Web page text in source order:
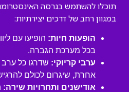
תוכלו להשתמש בגרסה
במגוון רחב של דרכים יצירתיות:
הופעות חיות: הופיעו עם
בכל מערכת הגברה.
ערבי קריוקי: שדרגו כל ערב
אחרת, שיגרום לכולם
אודישנים ותחרויות שירה: